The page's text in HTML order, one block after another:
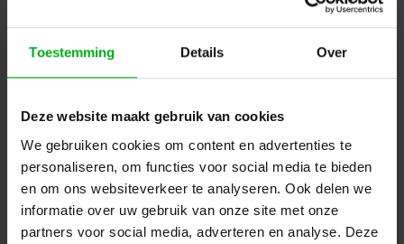
Toestemming Details Over
Deze website maakt gebruik van cookies
We gebruiken cookies om content en advertenties te
personaliseren, om functies voor social media te bieden
en om ons websiteverkeer te analyseren. Ook delen we
informatie over uw gebruik van onze site met onze
partners voor social media, adverteren en analyse. Deze
SPX | SYCLOP LP18 Led profiel | Vermogen: 21W
CAI00433
Kleurtemperatuur: 3000K, Aansturing: CASAMBI (BLE), Bevestiging: Hook mounting, Kleur: Zwart